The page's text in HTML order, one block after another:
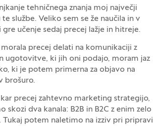
tehničnega znanja moj največji
službe. Veliko sem se že naučila in v
učenje sedaj precej lažje in hitreje.
precej delati na komunikaciji z
ugotovitve, ki jih oni podajo, moram jaz
ki je potem primerna za objavo na
brošuro.
precej zahtevno marketing strategijo,
skozi dva kanala: B2B in B2C z enim zelo
potem naletimo na izziv pri pripravi